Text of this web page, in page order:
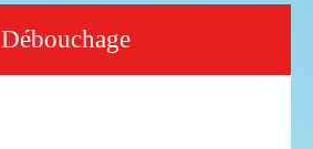
Débouchage